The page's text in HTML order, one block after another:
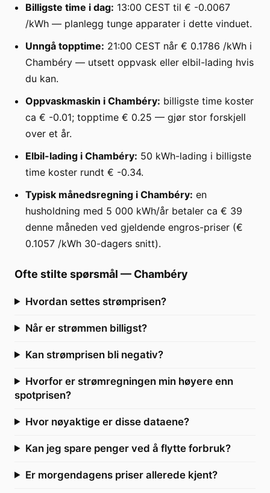
Billigste time i dag: 13:00 CEST til € -0.0067
/kWh — planlegg tunge apparater i dette vinduet.
Unngå topptime: 21:00 CEST når € 0.1786 /kWh i
Chambéry — utsett oppvask eller elbil-lading hvis
du kan.
Oppvaskmaskin i Chambéry: billigste time koster
ca € -0.01; topptime € 0.25 — gjør stor forskjell
over et år.
Elbil-lading i Chambéry: 50 kWh-lading i billigste
time koster rundt € -0.34.
Typisk månedsregning i Chambéry: en
husholdning med 5 000 kWh/år betaler ca € 39
denne måneden ved gjeldende engros-priser (€
0.1057 /kWh 30-dagers snitt).
Ofte stilte spørsmål — Chambéry
Hvordan settes strømprisen?
Når er strømmen billigst?
Kan strømprisen bli negativ?
Hvorfor er strømregningen min høyere enn
spotprisen?
Hvor nøyaktige er disse dataene?
Kan jeg spare penger ved å flytte forbruk?
Er morgendagens priser allerede kjent?